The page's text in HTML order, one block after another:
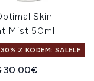
Skin
Mist 50ml
Z KODEM: SALELF
cena
Aktualna cena:
30.00€